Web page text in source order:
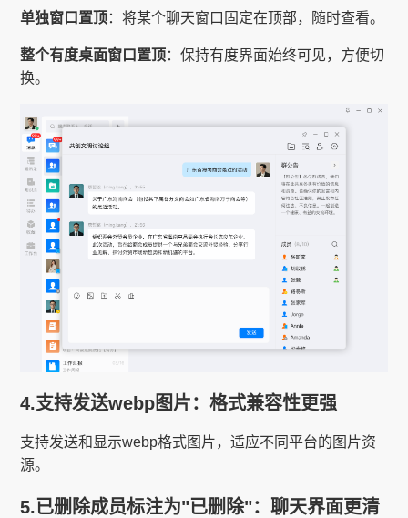
单独窗口置顶：将某个聊天窗口固定在顶部，随时查看。
整个有度桌面窗口置顶：保持有度界面始终可见，方便切
换。
4.支持发送webp图片：格式兼容性更强
支持发送和显示webp格式图片，适应不同平台的图片资
源。
5.已删除成员标注为"已删除"：聊天界面更清